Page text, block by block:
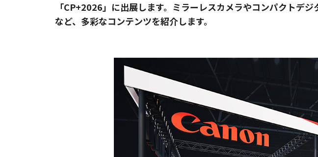
「CP+2026」に出展します。ミラーレスカメラやコンパクトデ
など、多彩なコンテンツを紹介します。